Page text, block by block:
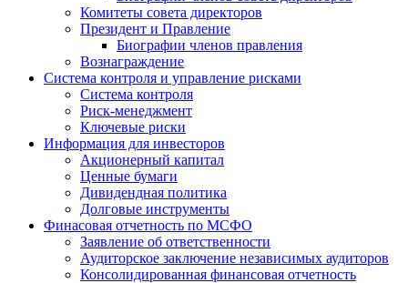
Комитеты совета директоров
Президент и Правление
Биографии членов правления
Вознаграждение
Система контроля и управление рисками
Система контроля
Риск-менеджмент
Ключевые риски
Информация для инвесторов
Акционерный капитал
Ценные бумаги
Дивидендная политика
Долговые инструменты
Финасовая отчетность по МСФО
Заявление об ответственности
Аудиторское заключение независимых аудиторов
Консолидированная финансовая отчетность